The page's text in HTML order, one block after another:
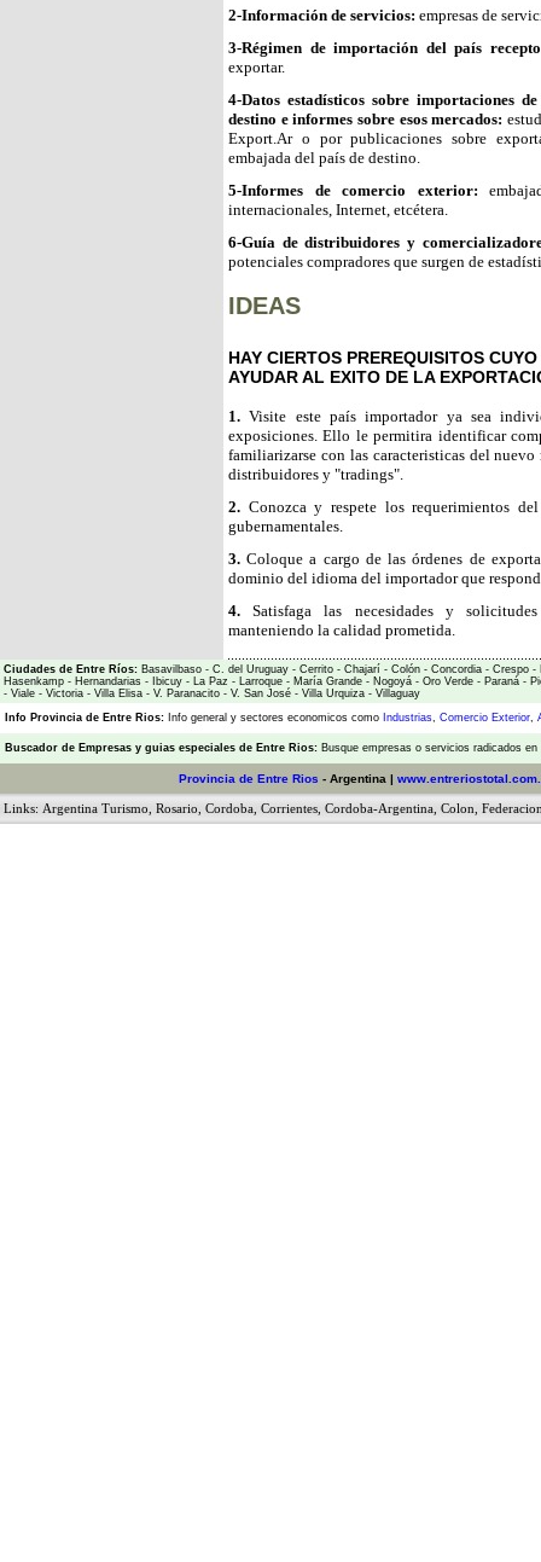
2-Información de servicios: empresas de
3-Régimen de importación del país
exportar.
4-Datos estadísticos sobre importaciones
destino e informes sobre esos mercados:
Export.Ar o por publicaciones sobre
embajada del país de destino.
5-Informes de comercio exterior:
internacionales, Internet, etcétera.
6-Guía de distribuidores y
potenciales compradores que surgen de
IDEAS
HAY CIERTOS PREREQUISITOS
AYUDAR AL EXITO DE LA
1. Visite este país importador ya sea
exposiciones. Ello le permitira identificar
familiarizarse con las caracteristicas del nuevo
distribuidores y "tradings".
2. Conozca y respete los requerimientos
gubernamentales.
3. Coloque a cargo de las órdenes de
dominio del idioma del importador que
4.Satisfaga las necesidades y
manteniendo la calidad prometida.
Ciudades de Entre Ríos: Basavilbaso - C. del Uruguay - Cerrito - Chajarí - Colón - Concordia - Crespo -
Hasenkamp - Hernandarias - Ibicuy - La Paz - Larroque - María Grande - Nogoyá - Oro Verde - Paraná -
- Viale - Victoria - Villa Elisa - V. Paranacito - V. San José - Villa Urquiza - Villaguay
Info Provincia de Entre Rios: Info general y sectores economicos como Industrias, Comercio Exterior,
Buscador de Empresas y guias especiales de Entre Rios: Busque empresas o servicios radicados
Provincia de Entre Rios - Argentina |
Links: Argentina Turismo Rosario Cordoba Corrientes Cordoba-Argentina Colon